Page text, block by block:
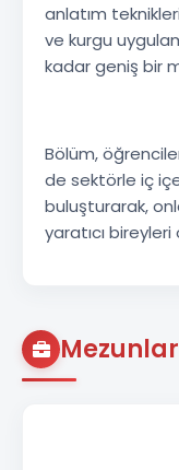
anlatım
ve kurgu
kadar geniş bir
Bölüm,
de sektörle iç
buluşturarak,
yaratıcı